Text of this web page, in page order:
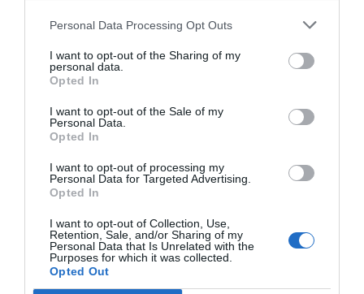
Personal Data Processing Opt Outs
I want to opt-out of the Sharing of my
personal data.
Opted In
I want to opt-out of the Sale of my
Personal Data.
Opted In
I want to opt-out of processing my
Personal Data for Targeted Advertising.
Opted In
I want to opt-out of Collection, Use,
Retention, Sale, and/or Sharing of my
Personal Data that Is Unrelated with the
Purposes for which it was collected.
Opted Out
este año es diferente y más pareciendo a los
tiempos de antes de que estallara la covid-19. "La
manera de hacer las reservas ha cambiado, antes
la gente iba con más margen y ahora es más de
hoy para hoy", asegura González. Una situación
que favorece el turismo y que, hoy por hoy, ya hay
hoteles que lo han notado en sus números.
Lloret de Mar, por ejemplo, prevé abrir más del
90% de su planta hotelera. Su alcalde, Jaume
Dulsat, asegura que "es una mala noticía que un
mercado estratégico como el de Reino Unido